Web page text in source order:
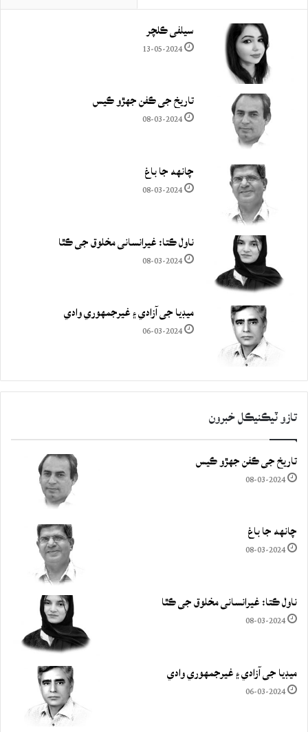
سيلفي ڪلچر
13-05-2024
تاريخ جي ڪفن جھڙو ڪيس
08-03-2024
چانهه جا باغ
08-03-2024
ناول ڪتا: غيرانساني مخلوق جي ڪٿا
08-03-2024
ميڊيا جي آزادي ۽ غيرجمھوري وادي
06-03-2024
تازو ٽيڪنيڪل خبرون
تاريخ جي ڪفن جھڙو ڪيس
08-03-2024
چانهه جا باغ
08-03-2024
ناول ڪتا: غيرانساني مخلوق جي ڪٿا
08-03-2024
ميڊيا جي آزادي ۽ غيرجمھوري وادي
06-03-2024